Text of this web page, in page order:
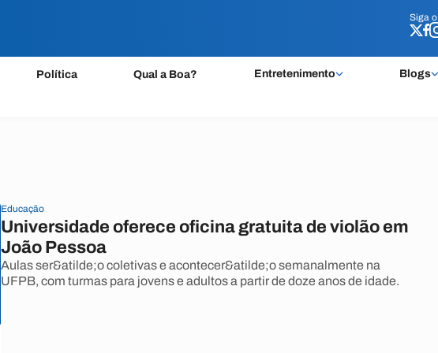
Siga o
Política Qual a Boa? Entretenimento Blogs
Siga o
Educação
Universidade oferece oficina gratuita de violão em
João Pessoa
Aulas ser&atilde;o coletivas e acontecer&atilde;o semanalmente na
UFPB, com turmas para jovens e adultos a partir de doze anos de idade.